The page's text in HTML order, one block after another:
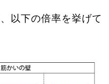
以下の倍率を挙げて